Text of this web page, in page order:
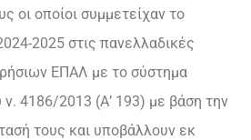
οι οποίοι συμμετείχαν το
2025 στις πανελλαδικές
ΕΠΑΛ με το σύστημα
ν. 4186/2013 (Α’ 193) με βάση την
τους και υποβάλλουν εκ